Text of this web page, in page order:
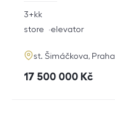
rozměry
disposition
3+kk
funkce
store elevator
adresa
st. Šimáčkova, Praha
cena
17 500 000 Kč